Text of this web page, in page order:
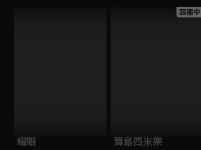
耀眼
跟播中
寶島西米樂